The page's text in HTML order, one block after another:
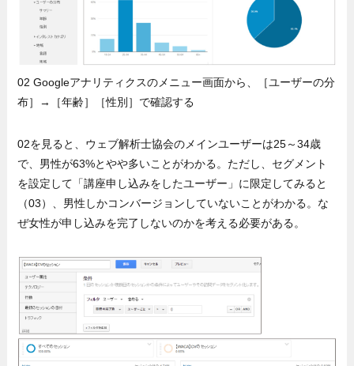
02 Googleアナリティクスのメニュー画面から、［ユーザーの分
布］→［年齢］［性別］で確認する
02を見ると、ウェブ解析士協会のメインユーザーは25～34歳
で、男性が63%とやや多いことがわかる。ただし、セグメント
を設定して「講座申し込みをしたユーザー」に限定してみると
（03）、男性しかコンバージョンしていないことがわかる。な
ぜ女性が申し込みを完了しないのかを考える必要がある。